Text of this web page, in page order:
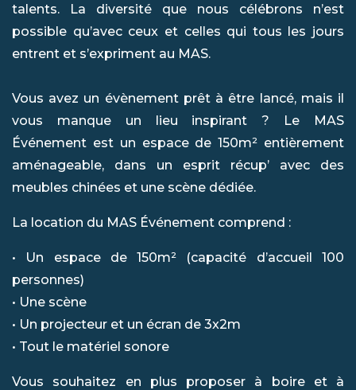
talents. La diversité que nous célébrons n’est
possible qu’avec ceux et celles qui tous les jours
entrent et s’expriment au MAS.
Vous avez un évènement prêt à être lancé, mais il
vous manque un lieu inspirant ? Le MAS
Événement est un espace de 150m² entièrement
aménageable, dans un esprit récup’ avec des
meubles chinées et une scène dédiée.
La location du MAS Événement comprend :
• Un espace de 150m² (capacité d’accueil 100
personnes)
• Une scène
• Un projecteur et un écran de 3x2m
• Tout le matériel sonore
Vous souhaitez en plus proposer à boire et à